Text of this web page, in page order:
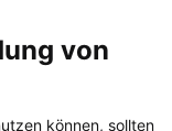
von
können, sollten